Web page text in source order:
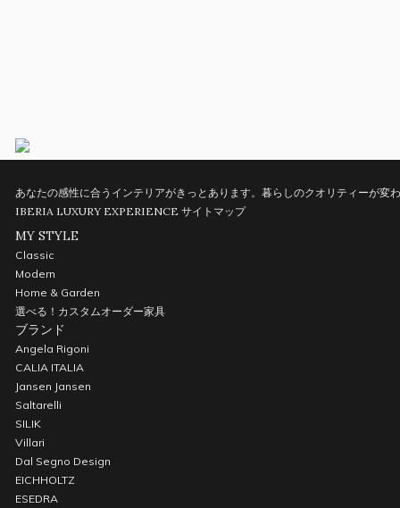
あなたの感性に合うインテリアがきっとあります。暮らしのクオリティーが変
IBERIA LUXURY EXPERIENCE サイトマップ
MY STYLE
Classic
Modern
Home & Garden
選べる！カスタムオーダー家具
ブランド
Angela Rigoni
CALIA ITALIA
Jansen Jansen
Saltarelli
SILIK
Villari
Dal Segno Design
EICHHOLTZ
ESEDRA